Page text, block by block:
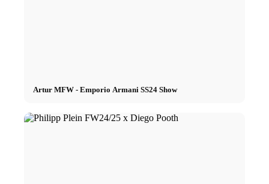
Artur MFW - Emporio Armani SS24 Show